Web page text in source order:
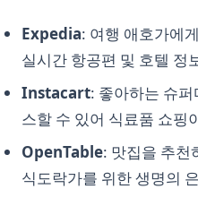
Expedia: 여행 애호가에
실시간 항공편 및 호텔 정
Instacart: 좋아하는 슈
스할 수 있어 식료품 쇼핑
OpenTable: 맛집을 추천
식도락가를 위한 생명의